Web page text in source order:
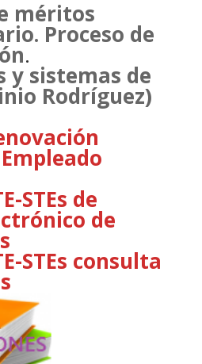
méritos
Proceso de
.
y sistemas de
Rodríguez)
STEs de
de
STEs consulta